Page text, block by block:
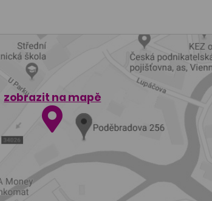
zobrazit na mapě